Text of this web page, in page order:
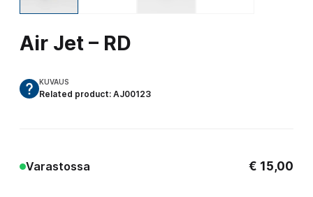
Air Jet – RD
KUVAUS
Related product: AJ00123
Varastossa € 15,00